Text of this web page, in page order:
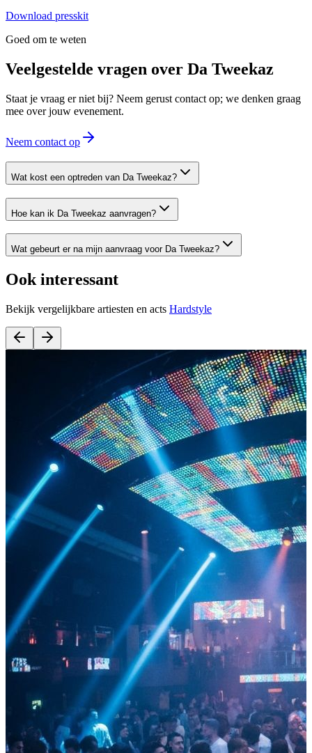
Download presskit
Goed om te weten
Veelgestelde vragen over Da Tweekaz
Staat je vraag er niet bij? Neem gerust contact op; we denken graag
mee over jouw evenement.
Neem contact op
Wat kost een optreden van Da Tweekaz?
Hoe kan ik Da Tweekaz aanvragen?
Wat gebeurt er na mijn aanvraag voor Da Tweekaz?
Ook interessant
Bekijk vergelijkbare artiesten en acts Hardstyle